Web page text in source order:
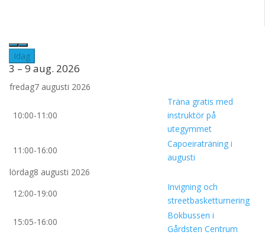
Idag
3 – 9 aug. 2026
fredag7 augusti 2026
10:00-11:00
Träna gratis med
instruktör på
utegymmet
11:00-16:00
Capoeiraträning i
augusti
lördag8 augusti 2026
12:00-19:00
Invigning och
streetbasketturnering
15:05-16:00
Bokbussen i
Gårdsten Centrum